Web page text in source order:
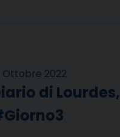
Ottobre 2022
di Lourdes,